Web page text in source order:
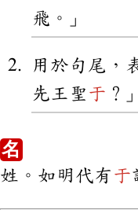
飛。」
用於句尾，
先王聖 于 ？」
名
姓。如明代有 于